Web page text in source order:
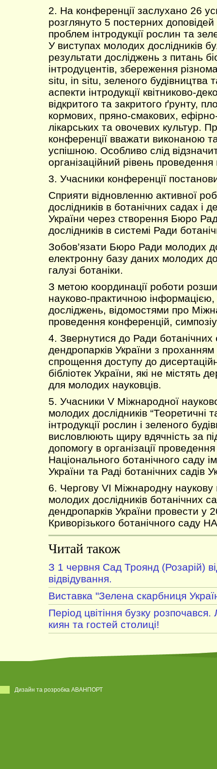
2. На конференції заслухано 26
розглянуто 5 постерних
проблем інтродукції рослин та
У виступах молодих дослідників
результати досліджень з питань
інтродуцентів, збереження
situ, in situ, зеленого будівництва
аспекти інтродукції квітниково-
відкритого та закритого ґрунту,
кормових, пряно-смакових,
лікарських та овочевих культур.
конференції вважати виконаною
успішною. Особливо слід
організаційний рівень проведення
3. Учасники конференції
Сприяти відновленню активної
дослідників в ботанічних садах і
України через створення Бюро
дослідників в системі Ради
Зобов’язати Бюро Ради молодих
електронну базу даних молодих
галузі ботаніки.
З метою координації роботи
науково-практичною
досліджень, відомостями про
проведення конференцій,
4. Звернутися до Ради ботанічних
дендропарків України з проханням
спрощення доступу до
бібліотек України, які не містять
для молодих науковців.
5. Учасники V Міжнародної
молодих дослідників “Теоретичні
інтродукції рослин і зеленого
висловлюють щиру вдячність за
допомогу в організації
Національного ботанічного
України та Раді ботанічних садів
6. Чергову VI Міжнародну
молодих дослідників ботанічних
дендропарків України провести у
Криворізького ботанічного саду
Читай також
З 1 червня Сад Троянд (Розарій)
відвідування.
Виставка "Зелена скарбниця
Період цвітіння бузку
киян та гостей столиці!
Дизайн та розробка АВАНПОРТ